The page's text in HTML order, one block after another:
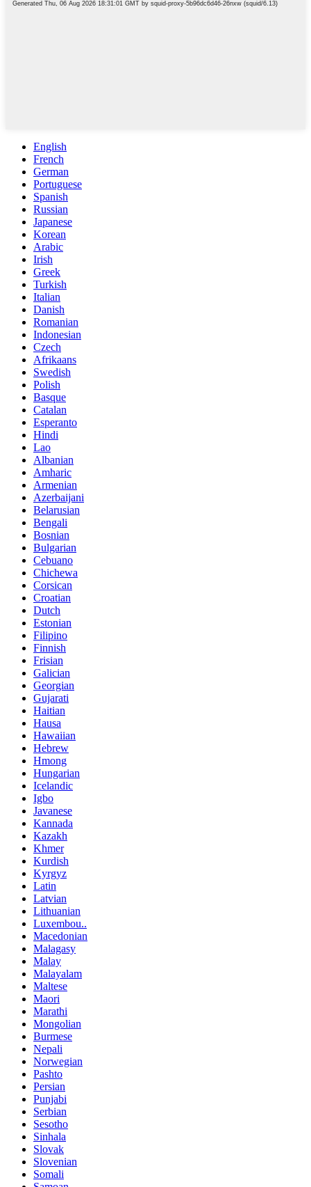
English
French
German
Portuguese
Spanish
Russian
Japanese
Korean
Arabic
Irish
Greek
Turkish
Italian
Danish
Romanian
Indonesian
Czech
Afrikaans
Swedish
Polish
Basque
Catalan
Esperanto
Hindi
Lao
Albanian
Amharic
Armenian
Azerbaijani
Belarusian
Bengali
Bosnian
Bulgarian
Cebuano
Chichewa
Corsican
Croatian
Dutch
Estonian
Filipino
Finnish
Frisian
Galician
Georgian
Gujarati
Haitian
Hausa
Hawaiian
Hebrew
Hmong
Hungarian
Icelandic
Igbo
Javanese
Kannada
Kazakh
Khmer
Kurdish
Kyrgyz
Latin
Latvian
Lithuanian
Luxembou..
Macedonian
Malagasy
Malay
Malayalam
Maltese
Maori
Marathi
Mongolian
Burmese
Nepali
Norwegian
Pashto
Persian
Punjabi
Serbian
Sesotho
Sinhala
Slovak
Slovenian
Somali